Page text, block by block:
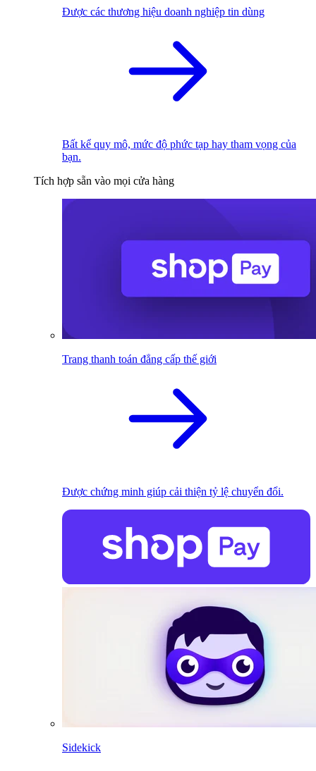
Được các thương hiệu doanh nghiệp tin dùng
Bất kể quy mô, mức độ phức tạp hay tham vọng của
bạn.
Tích hợp sẵn vào mọi cửa hàng
Trang thanh toán đẳng cấp thế giới
Được chứng minh giúp cải thiện tỷ lệ chuyển đổi.
Sidekick